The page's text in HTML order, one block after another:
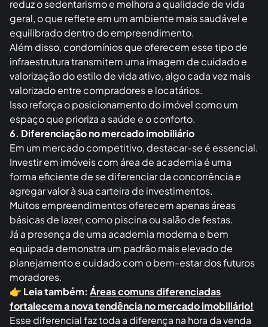
pessoas se sentem mais motivadas a manter uma
rotina de exercícios físicos.
Esse estímulo à prática regular de atividades físicas
reduz o sedentarismo e melhora a qualidade de vida
geral, o que reflete em um ambiente mais saudável e
equilibrado dentro do empreendimento.
Além disso, condomínios que oferecem esse tipo de
infraestrutura transmitem uma imagem de cuidado e
valorização do estilo de vida ativo, algo cada vez mais
valorizado entre compradores e locatários.
Isso reforça o posicionamento do imóvel como um
espaço que prioriza a saúde e o conforto.
6. Diferenciação no mercado imobiliário
Em um mercado competitivo, destacar-se é essencial.
Investir em imóveis com área de academia é uma
forma eficiente de se diferenciar da concorrência e
agregar valor à sua carteira de investimentos.
Muitos empreendimentos oferecem apenas áreas
básicas de lazer, como piscina ou salão de festas.
Já a presença de uma academia moderna e bem
equipada demonstra um padrão mais elevado de
planejamento e cuidado com o bem-estar dos futuros
moradores.